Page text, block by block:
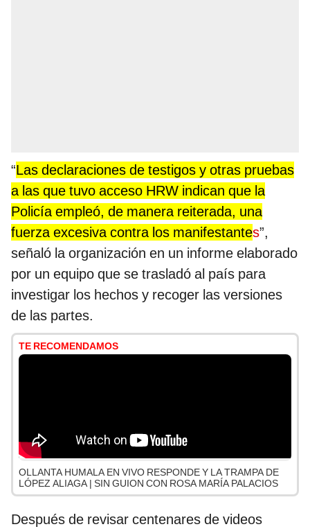
“Las declaraciones de testigos y otras pruebas
a las que tuvo acceso HRW indican que la
Policía empleó, de manera reiterada, una
fuerza excesiva contra los manifestantes”,
señaló la organización en un informe elaborado
por un equipo que se trasladó al país para
investigar los hechos y recoger las versiones
de las partes.
TE RECOMENDAMOS
OLLANTA HUMALA EN VIVO RESPONDE Y LA TRAMPA DE
LÓPEZ ALIAGA | SIN GUION CON ROSA MARÍA PALACIOS
Después de revisar centenares de videos